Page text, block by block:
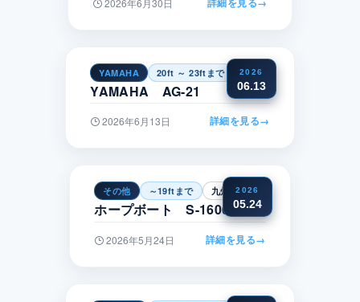
2026
06.13
YAMAHA 20ft ～ 23ftまで 中部
YAMAHA AG-21
2026年6月13日 詳細を見る→
2026
05.24
その他 ～19ftまで 九州・沖縄
ホープボート S-1600CC
2026年5月24日 詳細を見る→